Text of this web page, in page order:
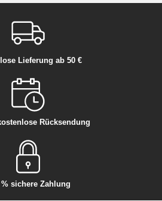
Lieferung ab 50 €
Rücksendung
% sichere Zahlung